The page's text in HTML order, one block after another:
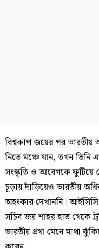
বিশ্বকাপ জয়ের পর ভারতীয়
নিতে মঞ্চে যান, তখন
সংস্কৃতি ও আবেগকে
চূড়ায় দাঁড়িয়েও ভারতীয়
অহংকার দেখাননি। আইসিসি
সচিব জয় শাহর হাত থেকে
ভারতীয় প্রথা মেনে মাথা